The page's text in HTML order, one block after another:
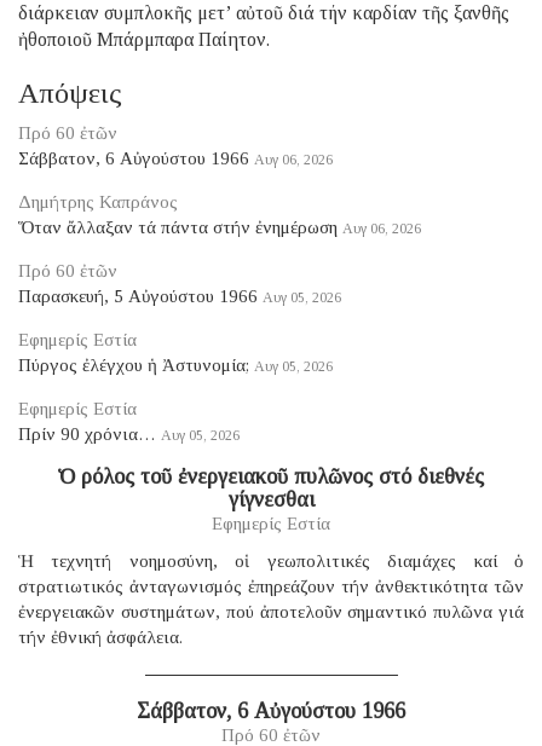
διάρκειαν συμπλοκῆς μετ’ αὐτοῦ διά τήν καρδίαν τῆς ξανθῆς
ἠθοποιοῦ Μπάρμπαρα Παίητον.
Απόψεις
Πρό 60 ἐτῶν
Σάββατον, 6 Αὐγούστου 1966 Αυγ 06, 2026
Δημήτρης Καπράνος
Ὅταν ἄλλαξαν τά πάντα στήν ἐνημέρωση Αυγ 06, 2026
Πρό 60 ἐτῶν
Παρασκευή, 5 Αὐγούστου 1966 Αυγ 05, 2026
Εφημερίς Εστία
Πύργος ἐλέγχου ἡ Ἀστυνομία; Αυγ 05, 2026
Εφημερίς Εστία
Πρίν 90 χρόνια… Αυγ 05, 2026
Ὁ ρόλος τοῦ ἐνεργειακοῦ πυλῶνος στό διεθνές
γίγνεσθαι
Εφημερίς Εστία
Ἡ τεχνητή νοημοσύνη, οἱ γεωπολιτικές διαμάχες καί ὁ
στρατιωτικός ἀνταγωνισμός ἐπηρεάζουν τήν ἀνθεκτικότητα τῶν
ἐνεργειακῶν συστημάτων, πού ἀποτελοῦν σημαντικό πυλῶνα γιά
τήν ἐθνική ἀσφάλεια.
Σάββατον, 6 Αὐγούστου 1966
Πρό 60 ἐτῶν